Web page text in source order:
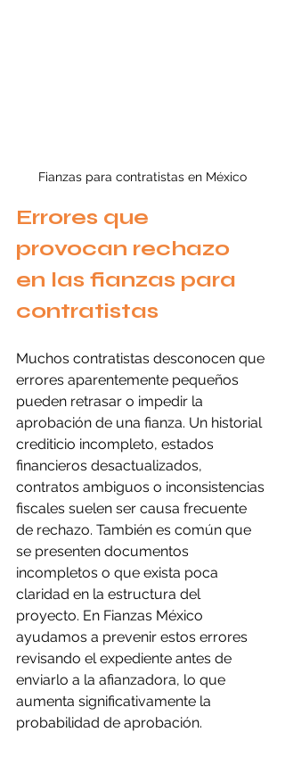
Fianzas para contratistas en México
Errores que
provocan rechazo
en las fianzas para
contratistas
Muchos contratistas desconocen que
errores aparentemente pequeños
pueden retrasar o impedir la
aprobación de una fianza. Un historial
crediticio incompleto, estados
financieros desactualizados,
contratos ambiguos o inconsistencias
fiscales suelen ser causa frecuente
de rechazo. También es común que
se presenten documentos
incompletos o que exista poca
claridad en la estructura del
proyecto. En Fianzas México
ayudamos a prevenir estos errores
revisando el expediente antes de
enviarlo a la afianzadora, lo que
aumenta significativamente la
probabilidad de aprobación.